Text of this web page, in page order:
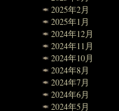
2025年2月
2025年1月
2024年12月
2024年11月
2024年10月
2024年8月
2024年7月
2024年6月
2024年5月